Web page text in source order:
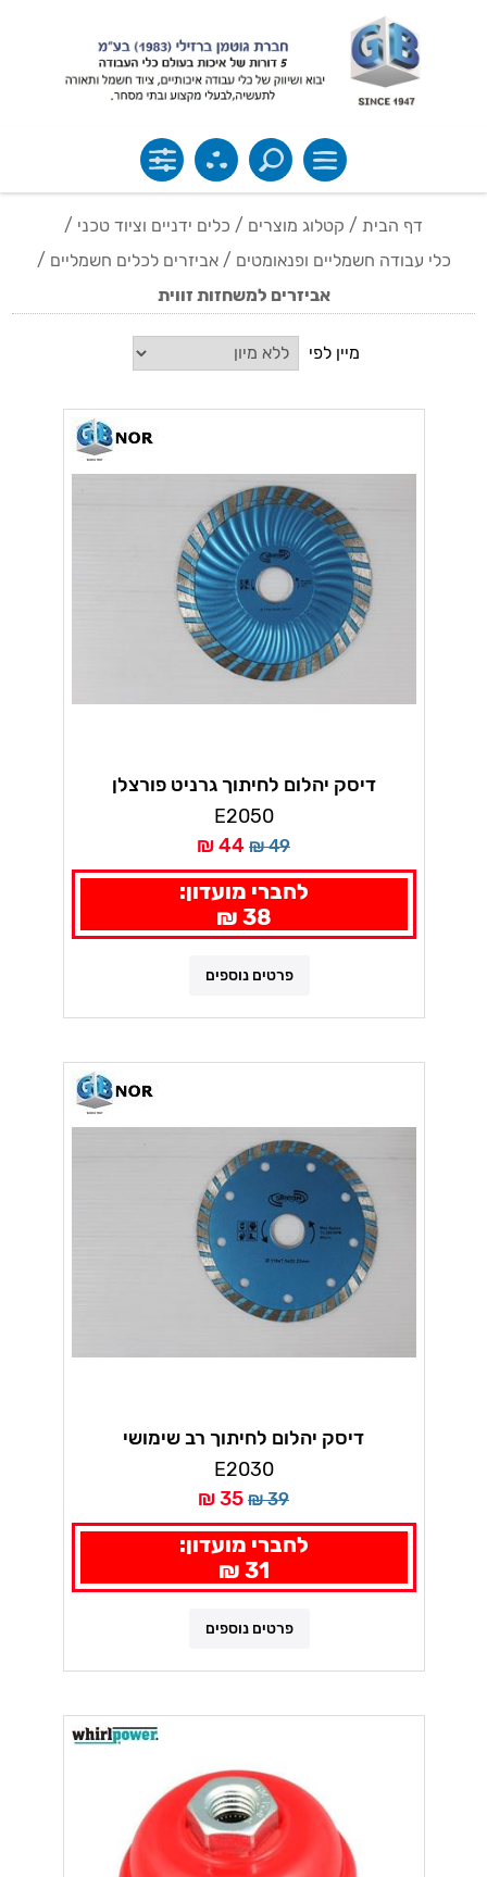
דף הבית / קטלוג מוצרים / כלים ידניים וציוד טכני /
כלי עבודה חשמליים ופנאומטים / אביזרים לכלים חשמליים /
אביזרים למשחזות זווית
מיין לפי
דיסק יהלום לחיתוך גרניט פורצלן
E2050
49 ₪
44 ₪
לחברי מועדון:
38 ₪
פרטים נוספים
דיסק יהלום לחיתוך רב שימושי
E2030
39 ₪
35 ₪
לחברי מועדון:
31 ₪
פרטים נוספים